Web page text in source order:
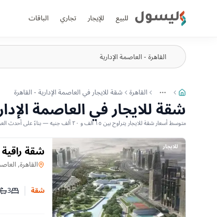
ليسول للبيع للإيجار تجاري الباقات
More
عرض المزيد من المسارات
القاهرة شقة للايجار في العاصمة الإدارية - القاهرة
شقة للايجار في العاصمة
متوسط أسعار شقة للايجار يتراوح بين ١٥ ألف و ٢٠ ألف جنيه — بناءً على أحدث العروض المتاحة
للايجار شقة
لوكس
شقةفيالقاهرة,
شقة
عدد3